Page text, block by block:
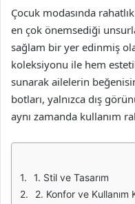
Çocuk modasında
en çok önemsediği
sağlam bir yer edinmiş
koleksiyonu ile hem
sunarak ailelerin
botları, yalnızca dış
aynı zamanda kullanım
1. Stil ve Tasarım
2. Konfor ve Kullanım